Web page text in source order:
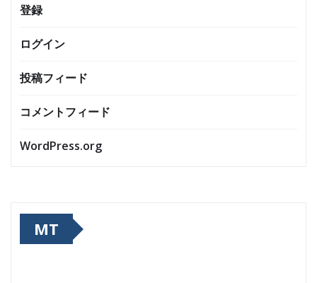
登録
ログイン
投稿フィード
コメントフィード
WordPress.org
MT